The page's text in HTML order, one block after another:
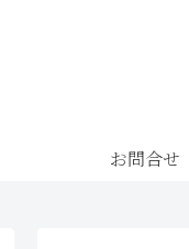
お問合せ